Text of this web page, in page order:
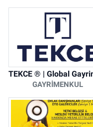
GAYRIMENKUL